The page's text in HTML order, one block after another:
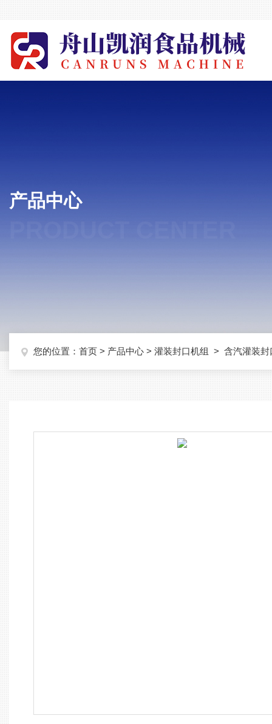
产品中心
您的位置： 首页 > 产品中心 > 灌装封口机组 > 含汽灌装封